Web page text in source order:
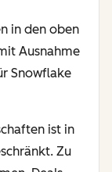
in den oben
Ausnahme
Snowflake
ist in
Zu